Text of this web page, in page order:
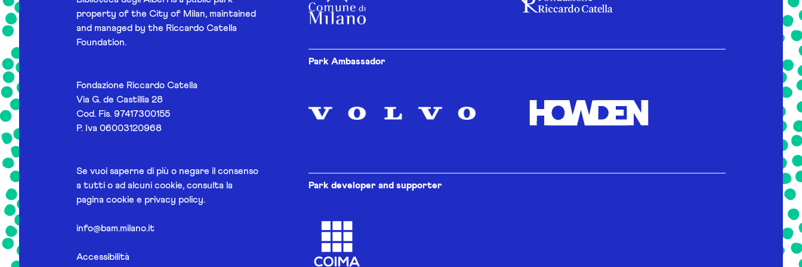
property of the City of Milan, maintained
and managed by the Riccardo Catella
Foundation.
Fondazione Riccardo Catella
Via G. de Castillia 28
Cod. Fis. 97417300155
P. Iva 06003120968
Se vuoi saperne di più o negare il consenso
a tutti o ad alcuni cookie, consulta la
pagina cookie e privacy policy.
info@bam.milano.it
Accessibilità
Park Ambassador
Park developer and supporter